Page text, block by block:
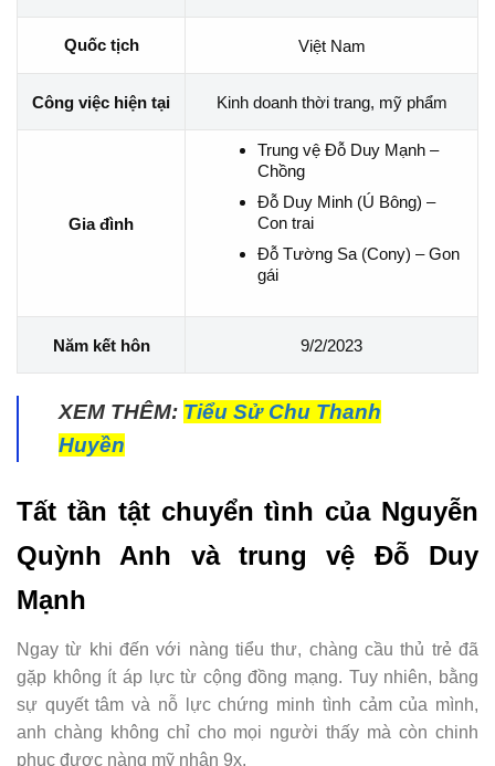
Quốc tịch Việt Nam
Công việc hiện tại Kinh doanh thời trang, mỹ phẩm
Gia đình
Trung vệ Đỗ Duy Mạnh –
Chồng
Đỗ Duy Minh (Ú Bông) –
Con trai
Đỗ Tường Sa (Cony) – Gon
gái
Năm kết hôn 9/2/2023
XEM THÊM: Tiểu Sử Chu Thanh
Huyền
Tất tần tật chuyển tình của Nguyễn
Quỳnh Anh và trung vệ Đỗ Duy
Mạnh
Ngay từ khi đến với nàng tiểu thư, chàng cầu thủ trẻ đã
gặp không ít áp lực từ cộng đồng mạng. Tuy nhiên, bằng
sự quyết tâm và nỗ lực chứng minh tình cảm của mình,
anh chàng không chỉ cho mọi người thấy mà còn chinh
phục được nàng mỹ nhân 9x.